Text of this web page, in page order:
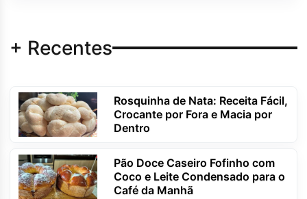
+ Recentes
Rosquinha de Nata: Receita Fácil,
Crocante por Fora e Macia por
Dentro
Pão Doce Caseiro Fofinho com
Coco e Leite Condensado para o
Café da Manhã